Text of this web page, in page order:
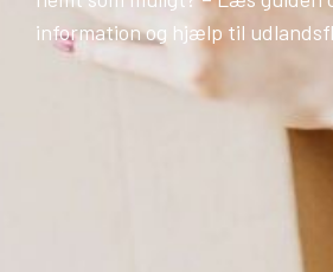
information og hjælp til